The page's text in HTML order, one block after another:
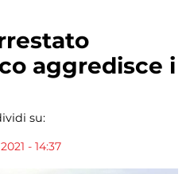
aggredisce i
su:
- 14:37